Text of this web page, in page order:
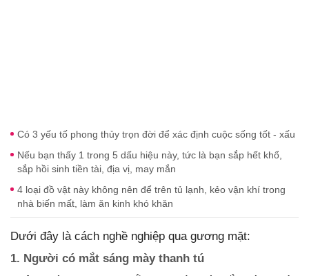
Có 3 yếu tố phong thủy trọn đời để xác định cuộc sống tốt - xấu
Nếu bạn thấy 1 trong 5 dấu hiệu này, tức là bạn sắp hết khổ,
sắp hồi sinh tiền tài, địa vị, may mắn
4 loại đồ vật này không nên để trên tủ lạnh, kẻo vận khí trong
nhà biến mất, làm ăn kinh khó khăn
Dưới đây là cách nghề nghiệp qua gương mặt:
1. Người có mắt sáng mày thanh tú